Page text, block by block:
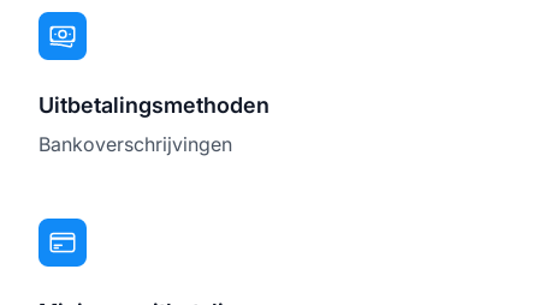
Uitbetalingsmethoden
Bankoverschrijvingen